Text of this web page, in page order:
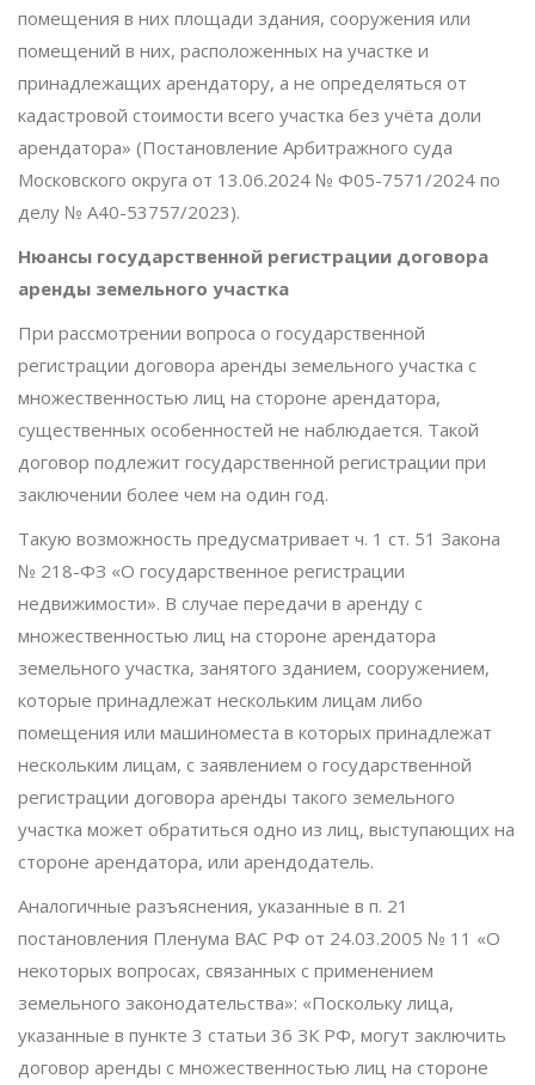
помещения в них площади здания, сооружения или
помещений в них, расположенных на участке и
принадлежащих арендатору, а не определяться от
кадастровой стоимости всего участка без учёта доли
арендатора» (Постановление Арбитражного суда
Московского округа от 13.06.2024 № Ф05-7571/2024 по
делу № А40-53757/2023).
Нюансы государственной регистрации договора
аренды земельного участка
При рассмотрении вопроса о государственной
регистрации договора аренды земельного участка с
множественностью лиц на стороне арендатора,
существенных особенностей не наблюдается. Такой
договор подлежит государственной регистрации при
заключении более чем на один год.
Такую возможность предусматривает ч. 1 ст. 51 Закона
№ 218-ФЗ «О государственное регистрации
недвижимости». В случае передачи в аренду с
множественностью лиц на стороне арендатора
земельного участка, занятого зданием, сооружением,
которые принадлежат нескольким лицам либо
помещения или машиноместа в которых принадлежат
нескольким лицам, с заявлением о государственной
регистрации договора аренды такого земельного
участка может обратиться одно из лиц, выступающих на
стороне арендатора, или арендодатель.
Аналогичные разъяснения, указанные в п. 21
постановления Пленума ВАС РФ от 24.03.2005 № 11 «О
некоторых вопросах, связанных с применением
земельного законодательства»: «Поскольку лица,
указанные в пункте 3 статьи 36 ЗК РФ, могут заключить
договор аренды с множественностью лиц на стороне